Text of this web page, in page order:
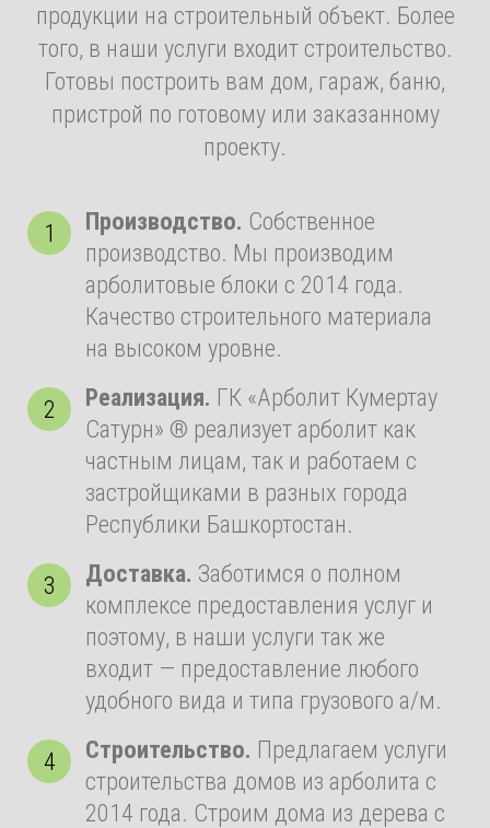
продукции на строительный объект. Более
того, в наши услуги входит строительство.
Готовы построить вам дом, гараж, баню,
пристрой по готовому или заказанному
проекту.
Производство. Собственное
производство. Мы производим
арболитовые блоки с 2014 года.
Качество строительного материала
на высоком уровне.
Реализация. ГК «Арболит Кумертау
Сатурн» ® реализует арболит как
частным лицам, так и работаем с
застройщиками в разных города
Республики Башкортостан.
Доставка. Заботимся о полном
комплексе предоставления услуг и
поэтому, в наши услуги так же
входит — предоставление любого
удобного вида и типа грузового а/м.
Строительство. Предлагаем услуги
строительства домов из арболита с
2014 года. Строим дома из дерева с